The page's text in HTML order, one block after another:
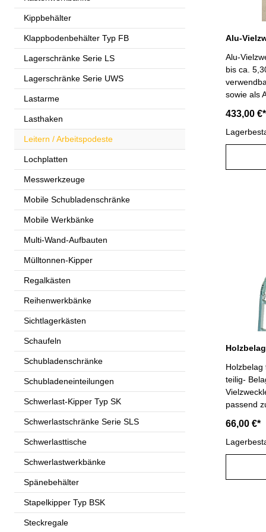
Kippbehälter
Klappbodenbehälter Typ FB
Lagerschränke Serie LS
Lagerschränke Serie UWS
Lastarme
Lasthaken
Leitern / Arbeitspodeste
Lochplatten
Messwerkzeuge
Mobile Schubladenschränke
Mobile Werkbänke
Multi-Wand-Aufbauten
Mülltonnen-Kipper
Regalkästen
Reihenwerkbänke
Sichtlagerkästen
Schaufeln
Schubladenschränke
Schubladeneinteilungen
Schwerlast-Kipper Typ SK
Schwerlastschränke Serie SLS
Schwerlasttische
Schwerlastwerkbänke
Spänebehälter
Stapelkipper Typ BSK
Steckregale
Alu-
bis ca.
sowie als
und
und
Norm
2121,
017 und
als
0,99
0,35 x
4Gewicht:
433,00 €*
Holzbelag
teilig-
passend
66,00 €*